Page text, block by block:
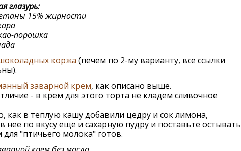
глазурь:
15% жирности
порошка
коржа (печем по 2-му варианту, все ссылки
заварной крем, как описано выше.
- в крем для этого торта не кладем сливочное
как в теплую кашу добавили цедру и сок лимона,
нее по вкусу еще и сахарную пудру и поставьте остывать
для "птичьего молока" готов.